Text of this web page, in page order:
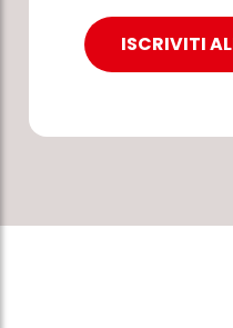
ISCRIVITI